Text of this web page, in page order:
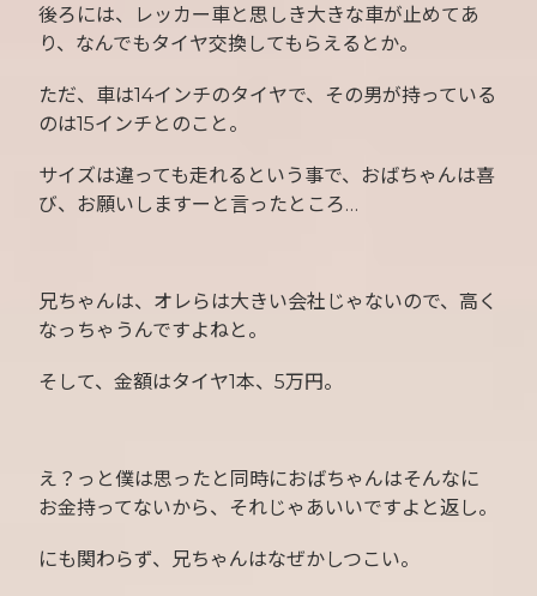
後ろには、レッカー車と思しき大きな車が止めてあ
り、なんでもタイヤ交換してもらえるとか。
ただ、車は14インチのタイヤで、その男が持っている
のは15インチとのこと。
サイズは違っても走れるという事で、おばちゃんは喜
び、お願いしますーと言ったところ…
兄ちゃんは、オレらは大きい会社じゃないので、高く
なっちゃうんですよねと。
そして、金額はタイヤ1本、5万円。
え？っと僕は思ったと同時におばちゃんはそんなに
お金持ってないから、それじゃあいいですよと返し。
にも関わらず、兄ちゃんはなぜかしつこい。